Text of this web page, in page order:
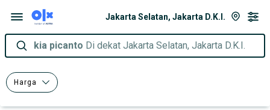
Jakarta Selatan, Jakarta D.K.I.
kia picanto Di dekat Jakarta Selatan, Jakarta D.K.I.
Harga